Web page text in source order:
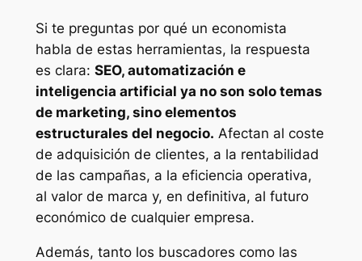
Si te preguntas por qué un economista
habla de estas herramientas, la respuesta
es clara: SEO, automatización e
inteligencia artificial ya no son solo temas
de marketing, sino elementos
estructurales del negocio. Afectan al coste
de adquisición de clientes, a la rentabilidad
de las campañas, a la eficiencia operativa,
al valor de marca y, en definitiva, al futuro
económico de cualquier empresa.
Además, tanto los buscadores como las